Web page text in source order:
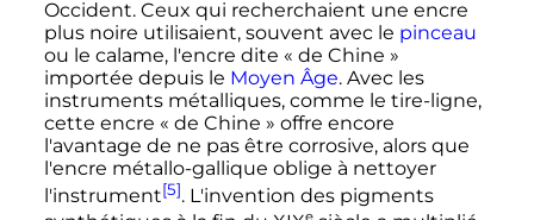
Occident. Ceux qui recherchaient une encre
plus noire utilisaient, souvent avec le pinceau
ou le calame, l'encre dite « de Chine »
importée depuis le Moyen Âge. Avec les
instruments métalliques, comme le tire-ligne,
cette encre « de Chine » offre encore
l'avantage de ne pas être corrosive, alors que
l'encre métallo-gallique oblige à nettoyer
l'instrument[5]. L'invention des pigments
e